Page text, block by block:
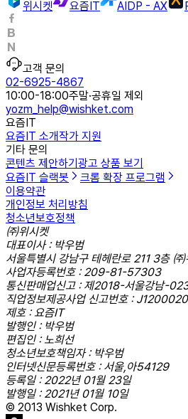
위시켓
요즘IT AIDP - AX
고객 문의
02-6925-4867
10:00-18:00주말·공휴일 제외
yozm_help@wishket.com
요즘IT
요즘IT 소개작가 지원
기타 문의
콘텐츠 제안하기 광고 상품 보기
요즘IT 슬랙봇
크롬 확장 프로그램
이용약관
개인정보 처리방침
청소년보호정책
㈜위시켓
대표이사 : 박우범
서울특별시 강남구 테헤란로 211 3층 ㈜
사업자등록번호 : 209-81-57303
통신판매업신고 : 제2018-서울강남-
직업정보제공사업 신고번호 :
제호 : 요즘IT
발행인 : 박우범
편집인 : 노희선
청소년보호책임자 : 박우범
인터넷신문등록번호 : 서울,아54129
등록일 : 2022년 01월 23일
발행일 : 2021년 01월 10일
© 2013 Wishket Corp.